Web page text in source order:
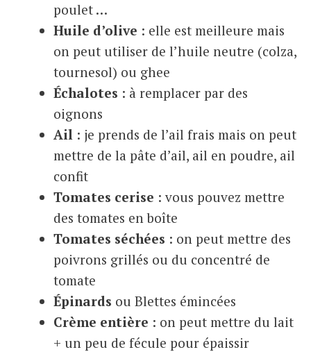
poulet …
Huile d’olive : elle est meilleure mais
on peut utiliser de l’huile neutre (colza,
tournesol) ou ghee
Échalotes : à remplacer par des
oignons
Ail : je prends de l’ail frais mais on peut
mettre de la pâte d’ail, ail en poudre, ail
confit
Tomates cerise : vous pouvez mettre
des tomates en boîte
Tomates séchées : on peut mettre des
poivrons grillés ou du concentré de
tomate
Épinards ou Blettes émincées
Crème entière : on peut mettre du lait
+ un peu de fécule pour épaissir